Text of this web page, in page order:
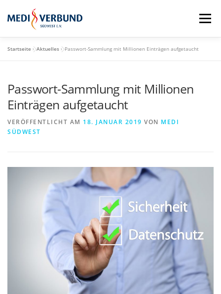
Inhalt
springen
Menü
MEDI VORTEILE PRAXISBEDARF-SHOP
AKTUELLES
MEDI SÜDWEST GMBH MITGLIEDSCHAFT
Startseite »Aktuelles »Passwort-Sammlung mit Millionen Einträgen aufgetaucht
Passwort-Sammlung mit Millionen
Einträgen aufgetaucht
VERÖFFENTLICHT AM 18. JANUAR 2019 VON MEDI
SÜDWEST